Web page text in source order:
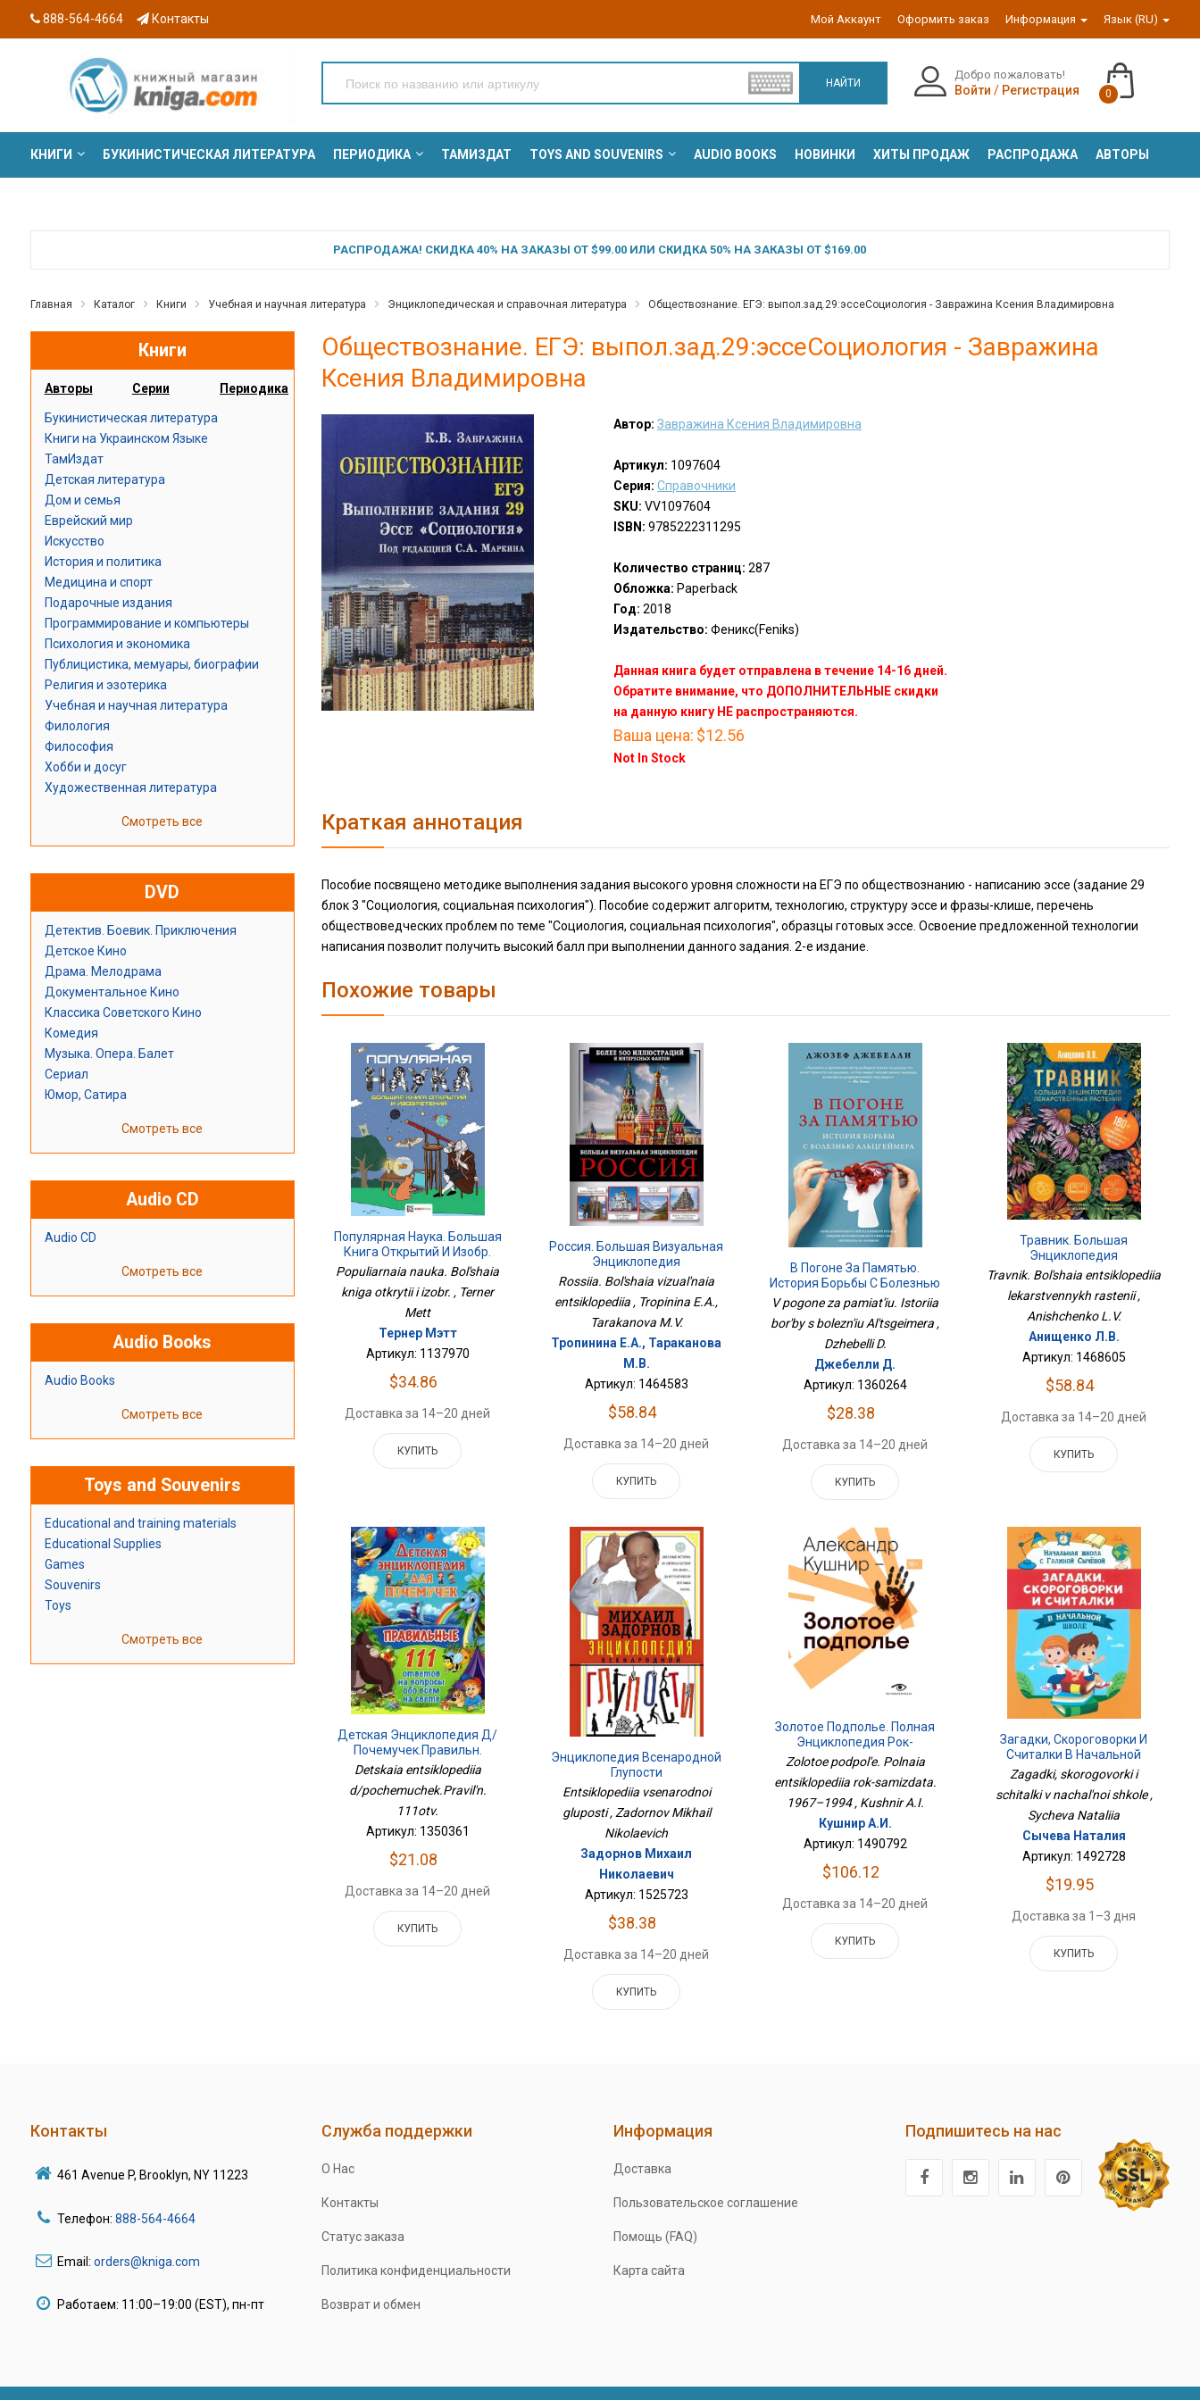
888-564-4664 Контакты Мой Аккаунт Оформить заказ Информация Язык (RU)
НАЙТИ
Добро пожаловать!
Войти / Регистрация 0
КНИГИ БУКИНИСТИЧЕСКАЯ ЛИТЕРАТУРА ПЕРИОДИКА ТАМИЗДАТ TOYS AND SOUVENIRS AUDIO BOOKS НОВИНКИ ХИТЫ ПРОДАЖ РАСПРОДАЖА АВТОРЫ
РАСПРОДАЖА! СКИДКА 40% НА ЗАКАЗЫ ОТ $99.00 ИЛИ СКИДКА 50% НА ЗАКАЗЫ ОТ $169.00
Главная Каталог Книги Учебная и научная литература Энциклопедическая и справочная литература Обществознание. ЕГЭ: выпол.зад.29:эссеСоциология - Завражина Ксения Владимировна
Книги
Авторы Серии Периодика
Букинистическая литература
Книги на Украинском Языке
ТамИздат
Детская литература
Дом и семья
Еврейский мир
Искусство
История и политика
Медицина и спорт
Подарочные издания
Программирование и компьютеры
Психология и экономика
Публицистика, мемуары, биографии
Религия и эзотерика
Учебная и научная литература
Филология
Философия
Хобби и досуг
Художественная литература
Смотреть все
DVD
Детектив. Боевик. Приключения
Детское Кино
Драма. Мелодрама
Документальное Кино
Классика Советского Кино
Комедия
Музыка. Опера. Балет
Сериал
Юмор, Сатира
Смотреть все
Audio CD
Audio CD
Смотреть все
Audio Books
Audio Books
Смотреть все
Toys and Souvenirs
Educational and training materials
Educational Supplies
Games
Souvenirs
Toys
Смотреть все
Обществознание. ЕГЭ: выпол.зад.29:эссеСоциология - Завражина
Ксения Владимировна
Автор: Завражина Ксения Владимировна
Артикул: 1097604
Серия: Справочники
SKU: VV1097604
ISBN: 9785222311295
Количество страниц: 287
Обложка: Paperback
Год: 2018
Издательство: Феникс(Feniks)
Данная книга будет отправлена в течение 14-16 дней.
Обратите внимание, что ДОПОЛНИТЕЛЬНЫЕ скидки
на данную книгу НЕ распространяются.
Ваша цена: $12.56
Not In Stock
Краткая аннотация
Пособие посвящено методике выполнения задания высокого уровня сложности на ЕГЭ по обществознанию - написанию эссе (задание 29
блок 3 "Социология, социальная психология"). Пособие содержит алгоритм, технологию, структуру эссе и фразы-клише, перечень
обществоведческих проблем по теме "Социология, социальная психология", образцы готовых эссе. Освоение предложенной технологии
написания позволит получить высокий балл при выполнении данного задания. 2-е издание.
Похожие товары
Популярная Наука. Большая
Книга Открытий И Изобр.
Populiarnaia nauka. Bol'shaia
kniga otkrytii i izobr. , Terner
Mett
Тернер Мэтт
Артикул: 1137970
$34.86
Доставка за 14–20 дней
КУПИТЬ
Россия. Большая Визуальная
Энциклопедия
Rossiia. Bol'shaia vizual'naia
entsiklopediia , Tropinina E.A.,
Tarakanova M.V.
Тропинина Е.А., Тараканова
М.В.
Артикул: 1464583
$58.84
Доставка за 14–20 дней
КУПИТЬ
В Погоне За Памятью.
История Борьбы С Болезнью
Альцгеймера
V pogone za pamiat'iu. Istoriia
bor'by s bolezn'iu Al'tsgeimera ,
Dzhebelli D.
Джебелли Д.
Артикул: 1360264
$28.38
Доставка за 14–20 дней
КУПИТЬ
Травник. Большая
Энциклопедия
Лекарственных Растений
Travnik. Bol'shaia entsiklopediia
lekarstvennykh rastenii ,
Anishchenko L.V.
Анищенко Л.В.
Артикул: 1468605
$58.84
Доставка за 14–20 дней
КУПИТЬ
Детская Энциклопедия Д/
Почемучек.Правильн.
111отв.
Detskaia entsiklopediia
d/pochemuchek.Pravil'n.
111otv.
Артикул: 1350361
$21.08
Доставка за 14–20 дней
КУПИТЬ
Энциклопедия Всенародной
Глупости
Entsiklopediia vsenarodnoi
gluposti , Zadornov Mikhail
Nikolaevich
Задорнов Михаил
Николаевич
Артикул: 1525723
$38.38
Доставка за 14–20 дней
КУПИТЬ
Золотое Подполье. Полная
Энциклопедия Рок-
Самиздата. 1967–1994
Zolotoe podpol'e. Polnaia
entsiklopediia rok-samizdata.
1967–1994 , Kushnir A.I.
Кушнир А.И.
Артикул: 1490792
$106.12
Доставка за 14–20 дней
КУПИТЬ
Загадки, Скороговорки И
Считалки В Начальной
Школе
Zagadki, skorogovorki i
schitalki v nachal'noi shkole ,
Sycheva Nataliia
Сычева Наталия
Артикул: 1492728
$19.95
Доставка за 1–3 дня
КУПИТЬ
Контакты
461 Avenue P, Brooklyn, NY 11223
Телефон: 888-564-4664
Email: orders@kniga.com
Работаем: 11:00–19:00 (EST), пн-пт
Служба поддержки
О Нас
Контакты
Статус заказа
Политика конфиденциальности
Возврат и обмен
Информация
Доставка
Пользовательское соглашение
Помощь (FAQ)
Карта сайта
Подпишитесь на нас